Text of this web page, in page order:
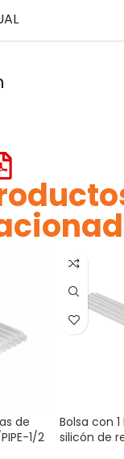
de
1/2
Bolsa con
silicón de